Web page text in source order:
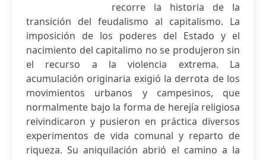
recorre la historia de la
transición del feudalismo al capitalismo. La
imposición de los poderes del Estado y el
nacimiento del capitalimo no se produjeron sin
el recurso a la violencia extrema. La
acumulación originaria exigió la derrota de los
movimientos urbanos y campesinos, que
normalmente bajo la forma de herejía religiosa
reivindicaron y pusieron en práctica diversos
experimentos de vida comunal y reparto de
riqueza. Su aniquilación abrió el camino a la